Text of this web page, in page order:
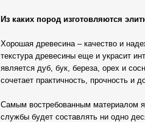
Из каких пород изготовляются
Хорошая древесина – качество и
текстура древесины еще и украсит
является дуб, бук, береза, орех и
сочетает практичность, прочность и
Самым востребованным материалом
службы будет составлять ни одно